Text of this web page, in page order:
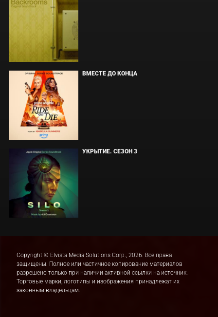
ВМЕСТЕ ДО КОНЦА
УКРЫТИЕ. СЕЗОН 3
Copyright © Elvista Media Solutions Corp., 2026. Все права
защищены. Полное или частичное копирование материалов
разрешено только при наличии активной ссылки на источник.
Торговые марки, логотипы и изображения принадлежат их
законным владельцам.